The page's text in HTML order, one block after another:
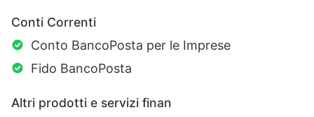
Conti Correnti
Conto BancoPosta per le Imprese
Fido BancoPosta
Altri prodotti e servizi finan